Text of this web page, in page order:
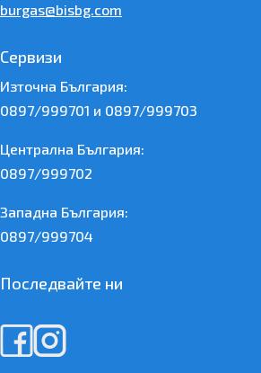
burgas@bisbg.com
Сервизи
Източна България:
0897/999701 и 0897/999703
Централна България:
0897/999702
Западна България:
0897/999704
Последвайте ни